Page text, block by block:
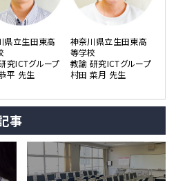
県立生田東高
究ICTグループ
平 先生
神奈川県立生田東高
等学校
教諭 研究ICTグループ
村田 菜月 先生
事